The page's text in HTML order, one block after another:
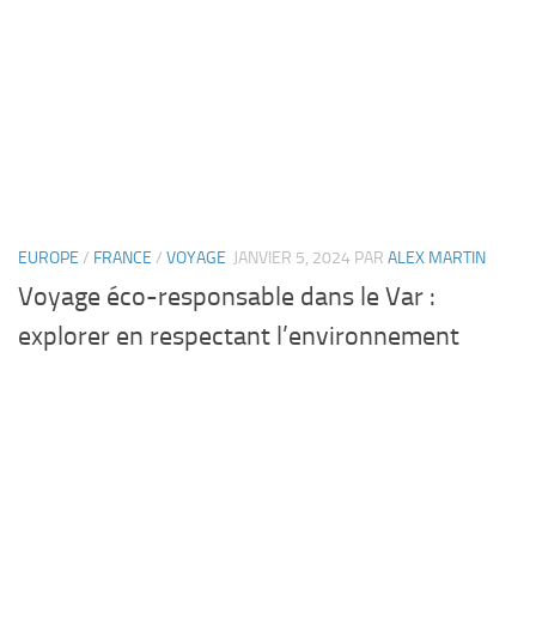
EUROPE / FRANCE / VOYAGE JANVIER 5, 2024 PAR ALEX MARTIN
Voyage éco-responsable dans le Var :
explorer en respectant l’environnement